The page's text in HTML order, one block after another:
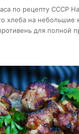
по рецепту СССР
хлеба на небольшие
для полной